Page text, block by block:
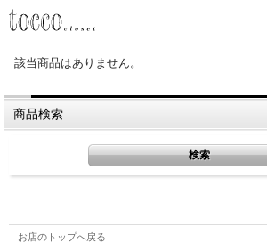
該当商品はありません。
商品検索
お店のトップへ戻る